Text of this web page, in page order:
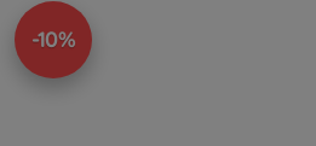
-10%